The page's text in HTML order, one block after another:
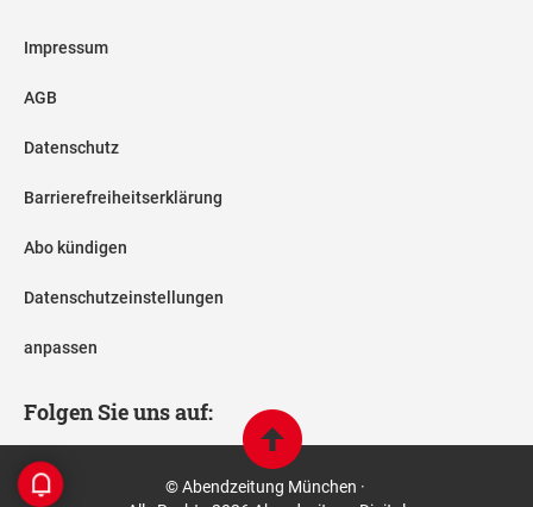
Impressum
AGB
Datenschutz
Barrierefreiheitserklärung
Abo kündigen
Datenschutzeinstellungen
anpassen
Folgen Sie uns auf:
© Abendzeitung München ·